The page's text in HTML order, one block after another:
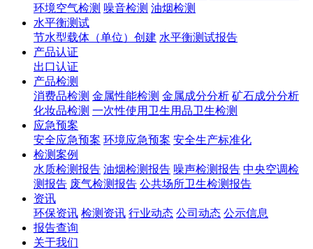
环境空气检测 噪音检测 油烟检测
水平衡测试
节水型载体（单位）创建 水平衡测试报告
产品认证
出口认证
产品检测
消费品检测 金属性能检测 金属成分分析 矿石成分分析
化妆品检测 一次性使用卫生用品卫生检测
应急预案
安全应急预案 环境应急预案 安全生产标准化
检测案例
水质检测报告 油烟检测报告 噪声检测报告 中央空调检
测报告 废气检测报告 公共场所卫生检测报告
资讯
环保资讯 检测资讯 行业动态 公司动态 公示信息
报告查询
关于我们